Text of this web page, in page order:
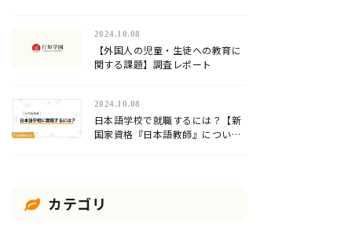
2024.10.08
【外国人の児童・生徒への教育に
関する課題】調査レポート
2024.10.08
日本語学校で就職するには？【新
国家資格『日本語教師』について
カテゴリ